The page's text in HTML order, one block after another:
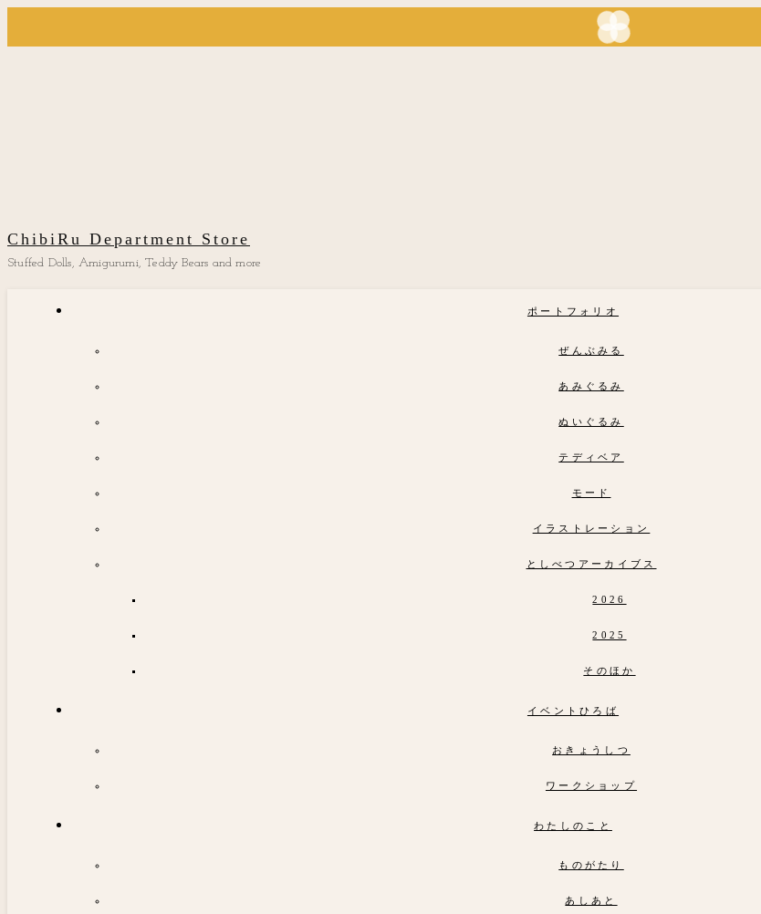
ChibiRu Department Store
Stuffed Dolls, Amigurumi, Teddy Bears and more
ポートフォリオ
ぜんぶみる
あみぐるみ
ぬいぐるみ
テディベア
モード
イラストレーション
としべつアーカイブス
2026
2025
そのほか
イベントひろば
おきょうしつ
ワークショップ
わたしのこと
ものがたり
あしあと